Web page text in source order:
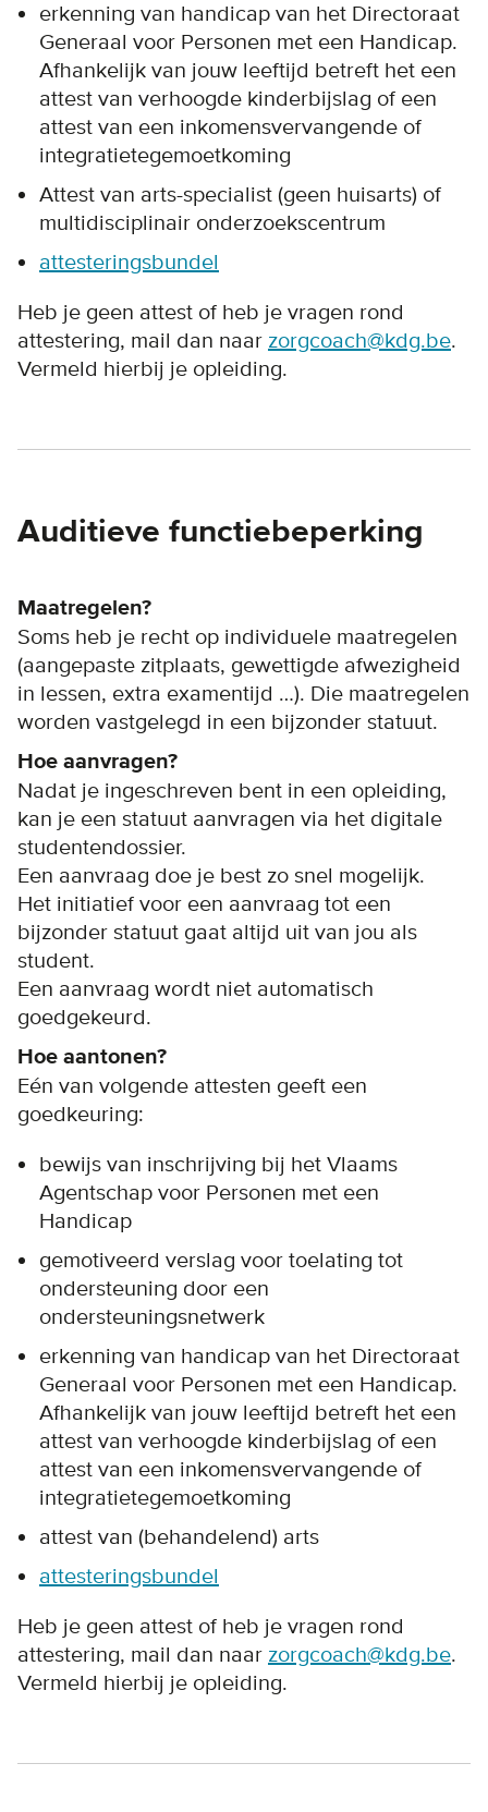
erkenning van handicap van het Directoraat
Generaal voor Personen met een Handicap.
Afhankelijk van jouw leeftijd betreft het een
attest van verhoogde kinderbijslag of een
attest van een inkomensvervangende of
integratietegemoetkoming
Attest van arts-specialist (geen huisarts) of
multidisciplinair onderzoekscentrum
attesteringsbundel
Heb je geen attest of heb je vragen rond
attestering, mail dan naar zorgcoach@kdg.be.
Vermeld hierbij je opleiding.
Auditieve functiebeperking
Maatregelen?
Soms heb je recht op individuele maatregelen
(aangepaste zitplaats, gewettigde afwezigheid
in lessen, extra examentijd …). Die maatregelen
worden vastgelegd in een bijzonder statuut.
Hoe aanvragen?
Nadat je ingeschreven bent in een opleiding,
kan je een statuut aanvragen via het digitale
studentendossier.
Een aanvraag doe je best zo snel mogelijk.
Het initiatief voor een aanvraag tot een
bijzonder statuut gaat altijd uit van jou als
student.
Een aanvraag wordt niet automatisch
goedgekeurd.
Hoe aantonen?
Eén van volgende attesten geeft een
goedkeuring:
bewijs van inschrijving bij het Vlaams
Agentschap voor Personen met een
Handicap
gemotiveerd verslag voor toelating tot
ondersteuning door een
ondersteuningsnetwerk
erkenning van handicap van het Directoraat
Generaal voor Personen met een Handicap.
Afhankelijk van jouw leeftijd betreft het een
attest van verhoogde kinderbijslag of een
attest van een inkomensvervangende of
integratietegemoetkoming
attest van (behandelend) arts
attesteringsbundel
Heb je geen attest of heb je vragen rond
attestering, mail dan naar zorgcoach@kdg.be.
Vermeld hierbij je opleiding.